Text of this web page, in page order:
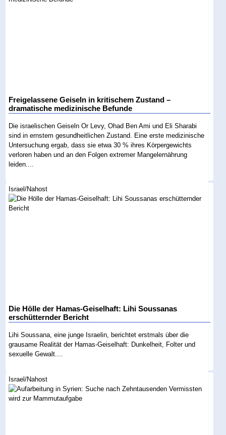
Freigelassene Geiseln in kritischem Zustand –
dramatische medizinische Befunde
Die israelischen Geiseln Or Levy, Ohad Ben Ami und Eli Sharabi
sind in ernstem gesundheitlichen Zustand. Eine erste medizinische
Untersuchung ergab, dass sie etwa 30 % ihres Körpergewichts
verloren haben und an den Folgen extremer Mangelernährung
leiden....
Israel/Nahost
Die Hölle der Hamas-Geiselhaft: Lihi Soussanas
erschütternder Bericht
Lihi Soussana, eine junge Israelin, berichtet erstmals über die
grausame Realität der Hamas-Geiselhaft: Dunkelheit, Folter und
sexuelle Gewalt....
Israel/Nahost